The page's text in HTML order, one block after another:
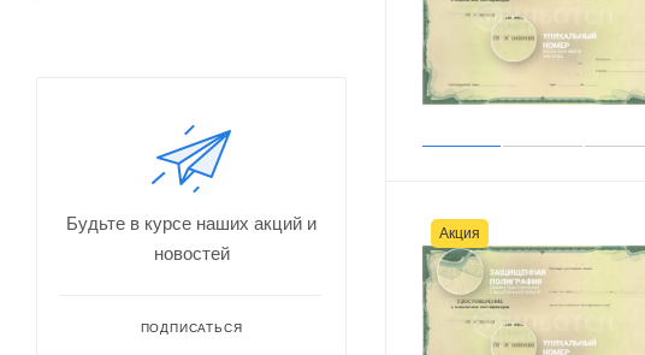
Акция
Будьте в курсе наших акций и
новостей
ПОДПИСАТЬСЯ